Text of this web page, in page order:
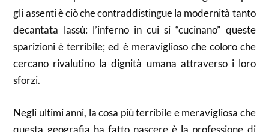
gli assenti è ciò che contraddistingue la modernità tanto
decantata lassù: l’inferno in cui si “cucinano” queste
sparizioni è terribile; ed è meraviglioso che coloro che
cercano rivalutino la dignità umana attraverso i loro
sforzi.
Negli ultimi anni, la cosa più terribile e meravigliosa che
questa geografia ha fatto nascere è la professione di